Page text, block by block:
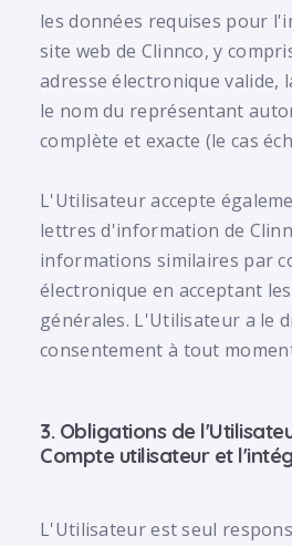
les données requises pour
site web de Clinnco, y
adresse électronique valide,
le nom du représentant
complète et exacte (le cas
L'Utilisateur accepte
lettres d'information de
informations similaires par
électronique en acceptant
générales. L'Utilisateur a le
consentement à tout
3. Obligations de
Compte utilisateur et
L'Utilisateur est seul